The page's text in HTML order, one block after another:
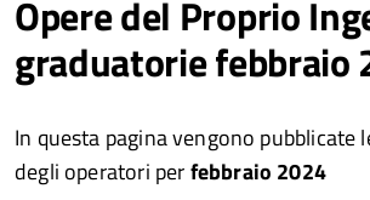
sui social
network
su
Facebook
Condividi
Twitter
Condividi
su
Condividi
Opere del Proprio
graduatorie febbraio
In questa pagina vengono pubblicate
degli operatori perfebbraio 2024